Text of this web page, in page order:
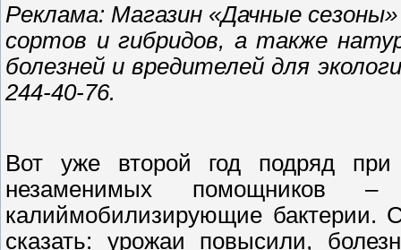
Реклама: Магазин «Дачные
сортов и гибридов, а также
болезней и вредителей для
244-40-76.
Вот уже второй год подряд
незаменимых помощников
калиймобилизирующие бактерии.
сказать: урожаи повысили,